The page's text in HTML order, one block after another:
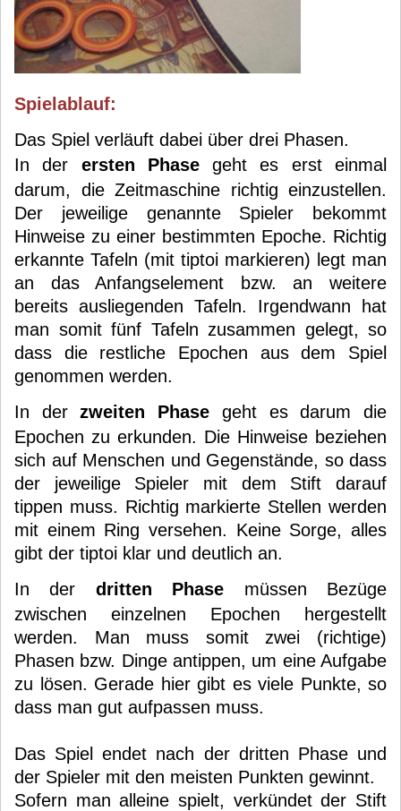
Spielablauf:
Das Spiel verläuft dabei über drei Phasen.
In der ersten Phasegeht es erst einmal
darum, die Zeitmaschine richtig einzustellen.
Der jeweilige genannte Spieler bekommt
Hinweise zu einer bestimmten Epoche. Richtig
erkannte Tafeln (mit tiptoi markieren) legt man
an das Anfangselement bzw. an weitere
bereits ausliegenden Tafeln. Irgendwann hat
man somit fünf Tafeln zusammen gelegt, so
dass die restliche Epochen aus dem Spiel
genommen werden.
In derzweiten Phase geht es darum die
Epochen zu erkunden. Die Hinweise beziehen
sich auf Menschen und Gegenstände, so dass
der jeweilige Spieler mit dem Stift darauf
tippen muss. Richtig markierte Stellen werden
mit einem Ring versehen. Keine Sorge, alles
gibt der tiptoi klar und deutlich an.
In der dritten Phase müssen Bezüge
zwischen einzelnen Epochen hergestellt
werden. Man muss somit zwei (richtige)
Phasen bzw. Dinge antippen, um eine Aufgabe
zu lösen. Gerade hier gibt es viele Punkte, so
dass man gut aufpassen muss.
Das Spiel endet nach der dritten Phase und
der Spieler mit den meisten Punkten gewinnt.
Sofern man alleine spielt, verkündet der Stift